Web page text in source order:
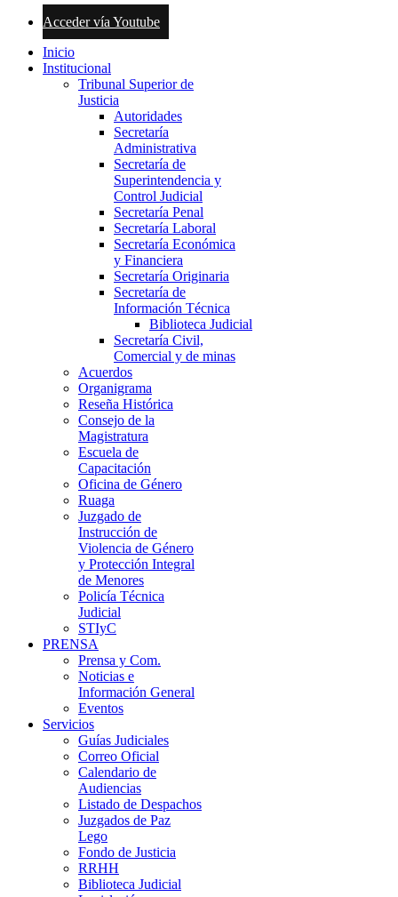
Acceder vía Youtube
Inicio
Institucional
Tribunal Superior de
Justicia
Autoridades
Secretaría
Administrativa
Secretaría de
Superintendencia y
Control Judicial
Secretaría Penal
Secretaría Laboral
Secretaría Económica
y Financiera
Secretaría Originaria
Secretaría de
Información Técnica
Biblioteca Judicial
Secretaría Civil,
Comercial y de minas
Acuerdos
Organigrama
Reseña Histórica
Consejo de la
Magistratura
Escuela de
Capacitación
Oficina de Género
Ruaga
Juzgado de
Instrucción de
Violencia de Género
y Protección Integral
de Menores
Policía Técnica
Judicial
STIyC
PRENSA
Prensa y Com.
Noticias e
Información General
Eventos
Servicios
Guías Judiciales
Correo Oficial
Calendario de
Audiencias
Listado de Despachos
Juzgados de Paz
Lego
Fondo de Justicia
RRHH
Biblioteca Judicial